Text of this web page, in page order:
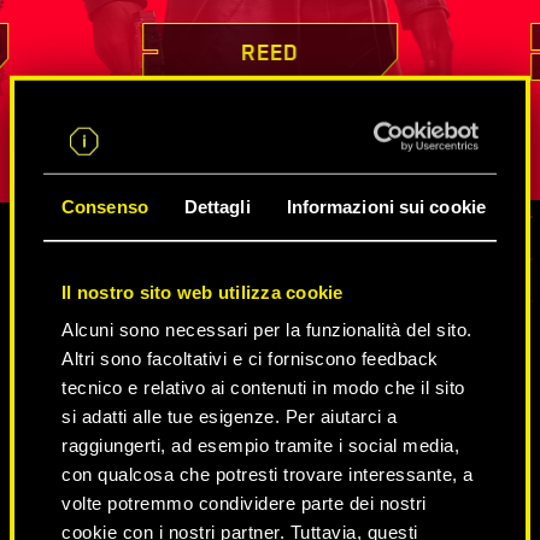
Consenso Dettagli Informazioni sui cookie
Il nostro sito web utilizza cookie
Alcuni sono necessari per la funzionalità del sito.
Altri sono facoltativi e ci forniscono feedback
tecnico e relativo ai contenuti in modo che il sito
si adatti alle tue esigenze. Per aiutarci a
raggiungerti, ad esempio tramite i social media,
con qualcosa che potresti trovare interessante, a
volte potremmo condividere parte dei nostri
cookie con i nostri partner. Tuttavia, questi
infinite reti di spie e
, come
estrarre da loro informazioni e come
infiltrarsi nei posti dalla sicurezza più
dovere sono difficili da intaccare.
REED
che
certo
la sua
MEDIA
CYBERPUNK 2077
VIDEO IMMAGINI BOZZETTI